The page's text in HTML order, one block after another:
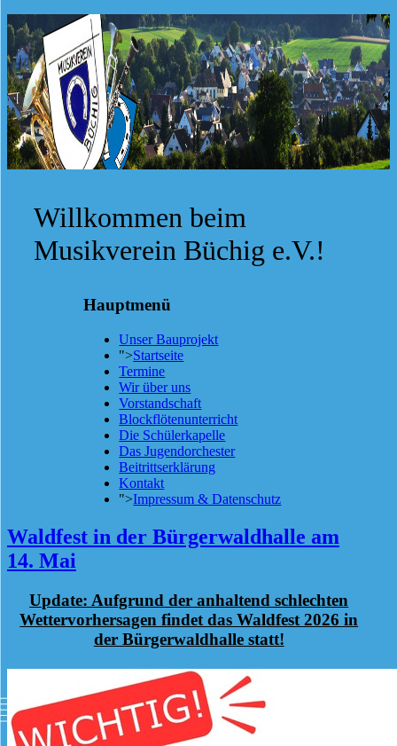
Willkommen beim
Musikverein Büchig e.V.!
Hauptmenü
Unser Bauprojekt
">Startseite
Termine
Wir über uns
Vorstandschaft
Blockflötenunterricht
Die Schülerkapelle
Das Jugendorchester
Beitrittserklärung
Kontakt
">Impressum & Datenschutz
Waldfest in der Bürgerwaldhalle am
14. Mai
Update: Aufgrund der anhaltend schlechten
Wettervorhersagen findet das Waldfest 2026 in
der Bürgerwaldhalle statt!